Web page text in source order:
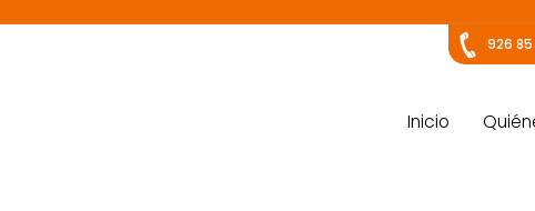
926 85
Inicio